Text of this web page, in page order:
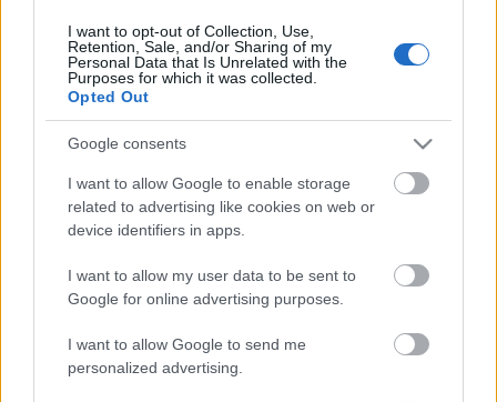
I want to opt-out of Collection, Use,
Retention, Sale, and/or Sharing of my
Personal Data that Is Unrelated with the
Purposes for which it was collected.
Opted Out
Google consents
I want to allow Google to enable storage
related to advertising like cookies on web or
device identifiers in apps.
I want to allow my user data to be sent to
Google for online advertising purposes.
I want to allow Google to send me
personalized advertising.
MUCSI ZOLTÁN VISSZATÉR – EGY ÉLETEM
STAND UP EST
https://kulturpart.hu/api/trackback/id/14661425
Kommentek: